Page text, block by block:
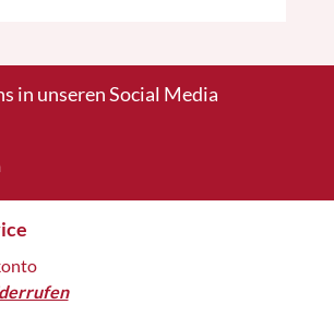
in unseren Social Media